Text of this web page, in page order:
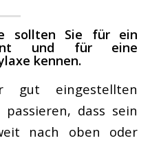
sollten Sie für ein
und für eine
kennen.
gut eingestellten
dass sein
nach oben oder